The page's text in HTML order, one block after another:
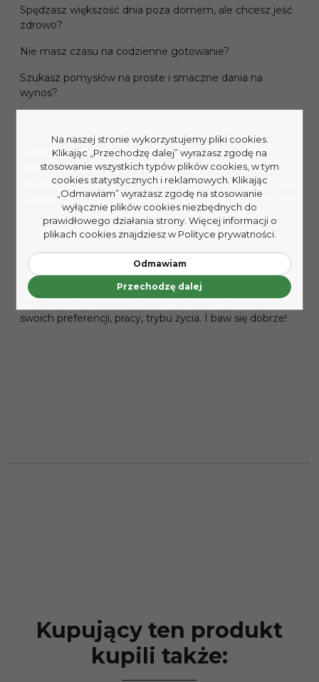
Spędzasz większość dnia poza domem, ale chcesz jeść
zdrowo?
Nie masz czasu na codzienne gotowanie?
Szukasz pomysłów na proste i smaczne dania na
wynos?
Dominika Wójciak pokazuje, jak w łatwy sposób
zaplanować i przygotować zdrowe i pyszne
wegetariańskie posiłki. Dzięki praktycznym bazowym
przepisom codziennie możesz jeść inną potrawę, a czas
poświęcony na gotowanie ograniczysz do minimum.
Korzystaj z podstawowych receptur, komponując za
każdym razem zupełnie nowe danie.
Przygotuj swój lunch box tak, by z przyjemnością
swoich preferencji, pracy, trybu życia. I baw się dobrze!
Kupujący ten produkt
kupili także:
Na naszej stronie wykorzystujemy pliki cookies.
Klikając „Przechodzę dalej” wyrażasz zgodę na
stosowanie wszystkich typów plików cookies, w tym
cookies statystycznych i reklamowych. Klikając
„Odmawiam” wyrażasz zgodę na stosowanie
wyłącznie plików cookies niezbędnych do
prawidłowego działania strony. Więcej informacji o
plikach cookies znajdziesz w Polityce prywatności.
Odmawiam
Przechodzę dalej